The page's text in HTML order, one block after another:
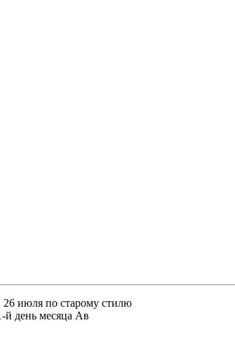
26 июля по старому стилю
й день месяца Ав